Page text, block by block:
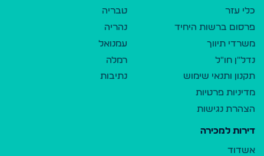
כלי עזר
פרסום ברשות היחיד
משרדי תיווך
נדל"ן חו"ל
תקנון ותנאי שימוש
מדיניות פרטיות
הצהרת נגישות
טבריה
נהריה
עמנואל
רמלה
נתיבות
דירות למכירה
אשדוד